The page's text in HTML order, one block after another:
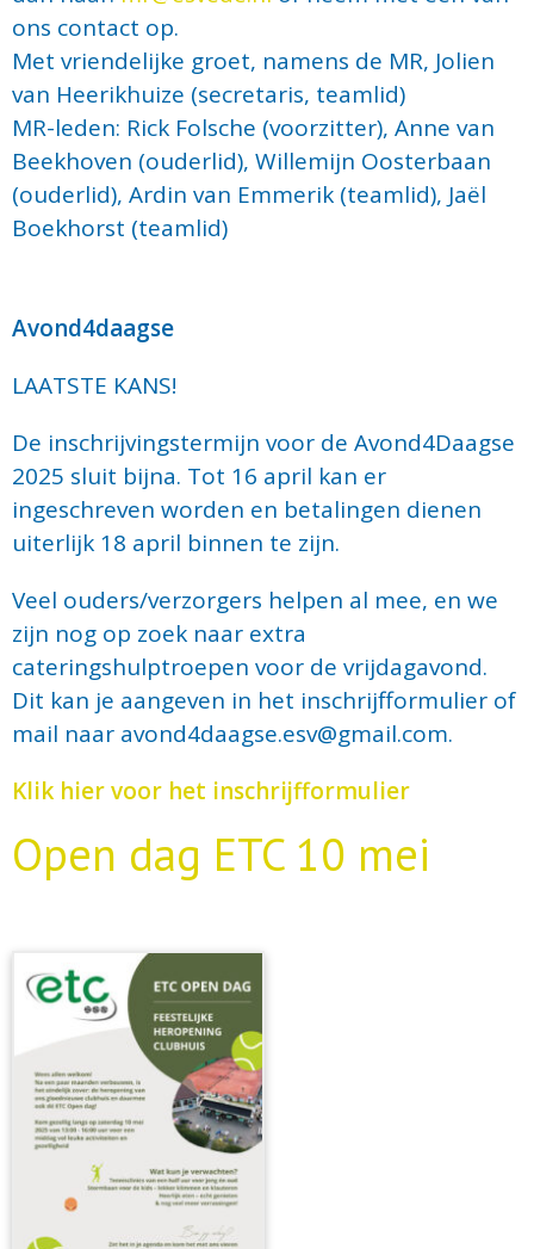
ons contact op.
Met vriendelijke groet, namens de MR, Jolien
van Heerikhuize (secretaris, teamlid)
MR-leden: Rick Folsche (voorzitter), Anne van
Beekhoven (ouderlid), Willemijn Oosterbaan
(ouderlid), Ardin van Emmerik (teamlid), Jaël
Boekhorst (teamlid)
Avond4daagse
LAATSTE KANS!
De inschrijvingstermijn voor de Avond4Daagse
2025 sluit bijna. Tot 16 april kan er
ingeschreven worden en betalingen dienen
uiterlijk 18 april binnen te zijn.
Veel ouders/verzorgers helpen al mee, en we
zijn nog op zoek naar extra
cateringshulptroepen voor de vrijdagavond.
Dit kan je aangeven in het inschrijfformulier of
mail naar avond4daagse.esv@gmail.com.
Klik hier voor het inschrijfformulier
Open dag ETC 10 mei